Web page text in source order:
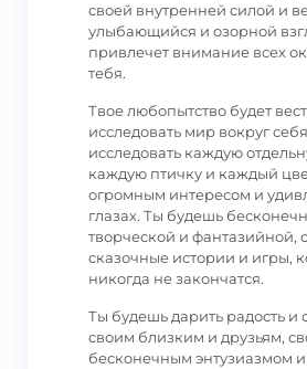
своей внутренней силой и
улыбающийся и озорной
привлечет внимание всех
тебя.
Твое любопытство будет
исследовать мир вокруг
исследовать каждую
каждую птичку и каждый
огромным интересом и
глазах. Ты будешь
творческой и фантазийной,
сказочные истории и игры,
никогда не закончатся.
Ты будешь дарить радость и
своим близким и друзьям,
бесконечным энтузиазмом и